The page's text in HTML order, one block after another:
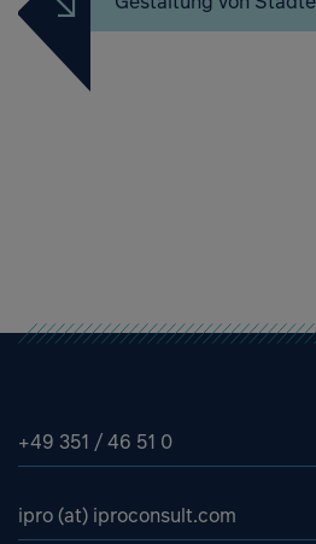
+49 351 / 46 51 0
ipro (at) iproconsult.com